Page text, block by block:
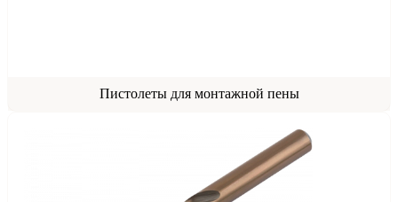
Пистолеты для монтажной пены